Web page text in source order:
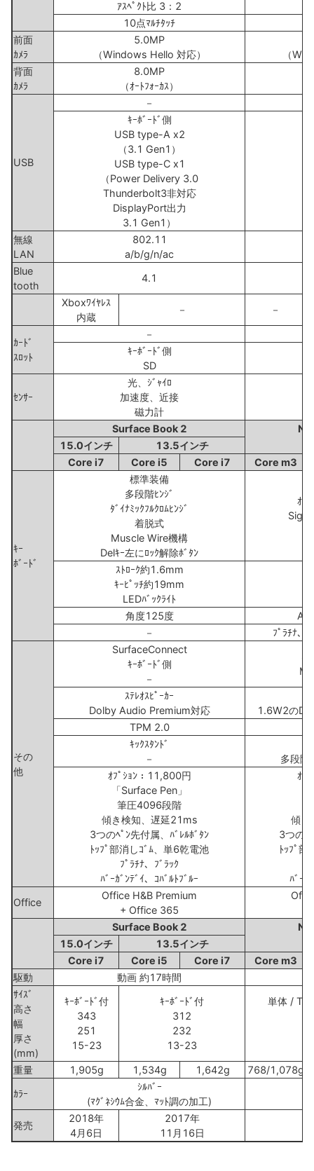
ｱｽﾍﾟｸﾄ比 3：2
10点ﾏﾙﾁﾀｯﾁ
前面
ｶﾒﾗ
5.0MP
（Windows Hello 対応）
（
背面
ｶﾒﾗ
8.0MP
（ｵｰﾄﾌｫｰｶｽ）
USB
－
ｷｰﾎﾞｰﾄﾞ側
USB type-A x2
（3.1 Gen1）
USB type-C x1
（Power Delivery 3.0
Thunderbolt3非対応
DisplayPort出力
3.1 Gen1）
無線
LAN
802.11
a/b/g/n/ac
Blue
tooth
4.1
Xboxﾜｲﾔﾚｽ
内蔵
－ －
ｶｰﾄﾞ
ｽﾛｯﾄ
－
ｷｰﾎﾞｰﾄﾞ側
SD
ｾﾝｻｰ
光、ｼﾞｬｲﾛ
加速度、近接
磁力計
Surface Book 2
15.0インチ
13.5インチ
Core i7
Core i5 Core i7 Core m3
ｷｰ
ﾎﾞｰﾄﾞ
標準装備
多段階ﾋﾝｼﾞ
ﾀﾞｲﾅﾐｯｸﾌﾙｸﾛﾑﾋﾝｼﾞ
着脱式
Muscle Wire機構
Delｷｰ左にﾛｯｸ解除ﾎﾞﾀﾝ
ｵﾌ
ｽﾄﾛｰｸ約1.6mm
ｷｰﾋﾟｯﾁ約19mm
LEDﾊﾞｯｸﾗｲﾄ
角度125度
－
ﾌﾟﾗﾁﾅ、
その
他
SurfaceConnect
ｷｰﾎﾞｰﾄﾞ側
－
ｽﾃﾚｵｽﾋﾟｰｶｰ
Dolby Audio Premium対応
1.6W2の
TPM 2.0
ｷｯｸｽﾀﾝﾄﾞ
－
多段階
ｵﾌﾟｼｮﾝ：11,800円
「Surface Pen」
筆圧4096段階
傾き検知、遅延21ms
3つのﾍﾟﾝ先付属、ﾊﾞﾚﾙﾎﾞﾀﾝ
ﾄｯﾌﾟ部消しｺﾞﾑ、単6乾電池
ﾌﾟﾗﾁﾅ、ﾌﾞﾗｯｸ
ﾊﾞｰｶﾞﾝﾃﾞｲ、ｺﾊﾞﾙﾄﾌﾞﾙｰ
ｵﾌ
傾き
3つのﾍ
ﾄｯﾌﾟ部
ﾊﾞｰｶ
Office
Office H&B Premium
+ Office 365
Surface Book 2
15.0インチ
13.5インチ
Core i7
Core i5 Core i7
Core m3
駆動
動画 約17時間
ｻｲｽﾞ
高さ
幅
厚さ
(mm)
ｷｰﾎﾞｰﾄﾞ付
343
251
15-23
ｷｰﾎﾞｰﾄﾞ付
312
232
13-23
単体 /
重量 1,905g 1,534g 1,642g 768/1,078g
ｶﾗｰ
ｼﾙﾊﾞｰ
(ﾏｸﾞﾈｼｳﾑ合金、ﾏｯﾄ調の加工)
発売
2018年
4月6日
2017年
11月16日